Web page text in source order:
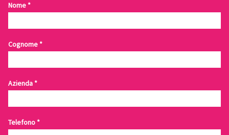
Contattaci
Nome*
Cognome*
Azienda*
Telefono*